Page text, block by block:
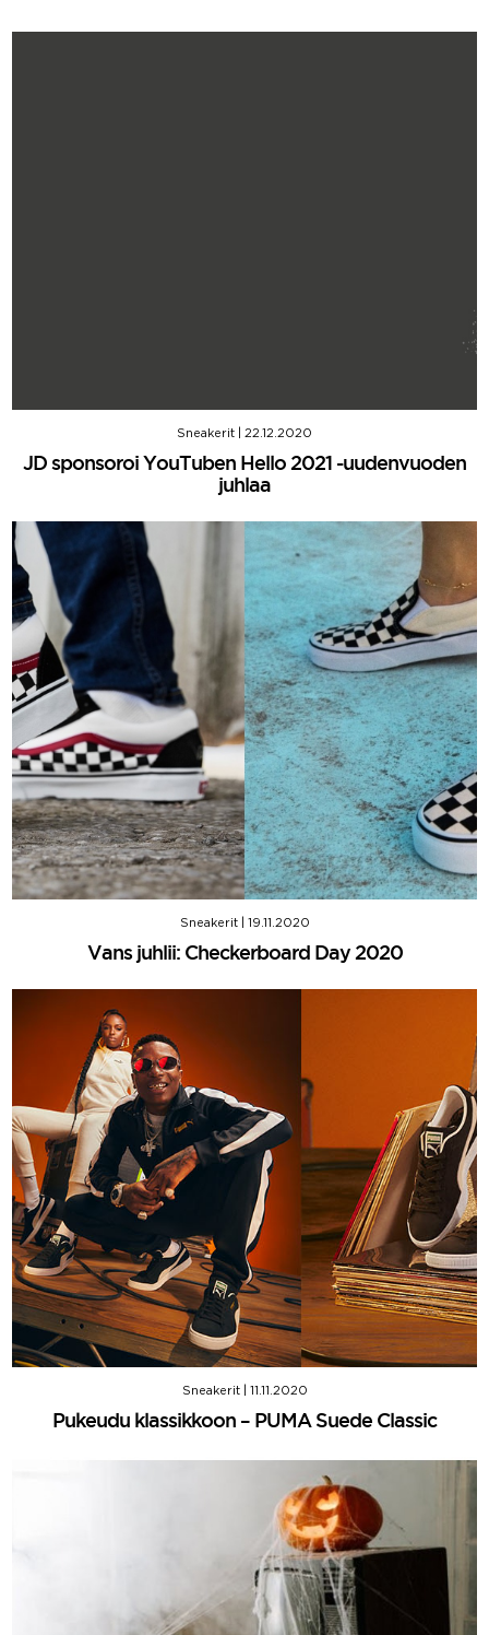
Sneakerit 22.12.2020
JD sponsoroi YouTuben Hello 2021 -uudenvuoden
juhlaa
Sneakerit| 19.11.2020
Vans juhlii: Checkerboard Day 2020
Sneakerit| 11.11.2020
Pukeudu klassikkoon – PUMA Suede Classic